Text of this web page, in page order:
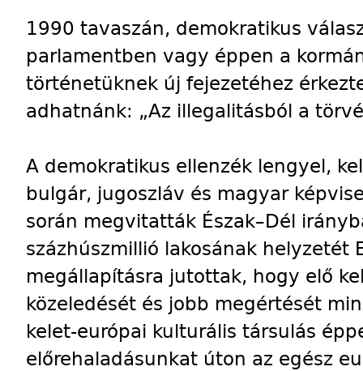
1990 tavaszán, demokratikus
parlamentben vagy éppen a
történetüknek új fejezetéhez
adhatnánk: „Az illegalitásból a
A demokratikus ellenzék lengyel,
bulgár, jugoszláv és magyar
során megvitatták Észak–Dél
százhúszmillió lakosának helyzetét
megállapításra jutottak, hogy elő
közeledését és jobb megértését
kelet-európai kulturális társulás
előrehaladásunkat úton az egész